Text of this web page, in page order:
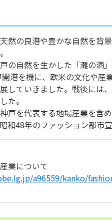
然の良港や豊かな自然を背
の自然を生かした「灘の酒
港を機に、欧米の文化や
していきました。戦後には
た。
戸を代表する地場産業を含
和48年のファッション都市
業について
a96559/kanko/